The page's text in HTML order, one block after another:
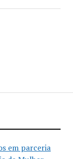
em parceria